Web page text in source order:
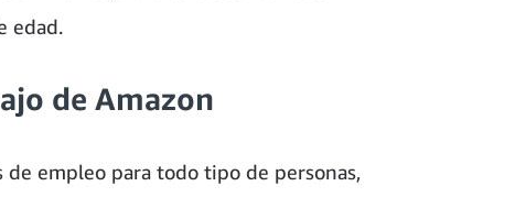
edad.
de Amazon
empleo para todo tipo de personas,